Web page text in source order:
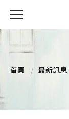
首頁 最新訊息